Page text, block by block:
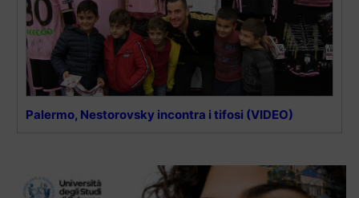
Palermo, Nestorovsky incontra i tifosi (VIDEO)